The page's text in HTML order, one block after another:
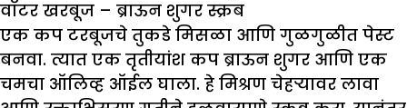
वॉटर खरबूज – ब्राऊन शुगर स्क्रब
एक कप टरबूजचे तुकडे मिसळा आणि गुळगुळीत पेस्ट
बनवा. त्यात एक तृतीयांश कप ब्राऊन शुगर आणि एक
चमचा ऑलिव्ह ऑईल घाला. हे मिश्रण चेहऱ्यावर लावा